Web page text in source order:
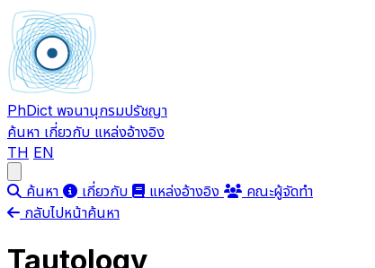
PhDict พจนานุกรมปรัชญา
ค้นหา เกี่ยวกับ แหล่งอ้างอิง
TH EN
ค้นหา เกี่ยวกับ แหล่งอ้างอิง
คณะผู้จัดทำ
กลับไปหน้าค้นหา
Tautology